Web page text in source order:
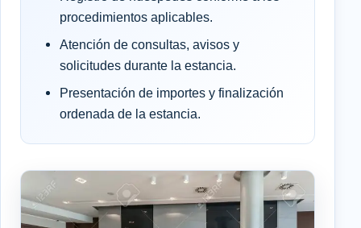
procedimientos aplicables.
Atención de consultas, avisos y
solicitudes durante la estancia.
Presentación de importes y finalización
ordenada de la estancia.